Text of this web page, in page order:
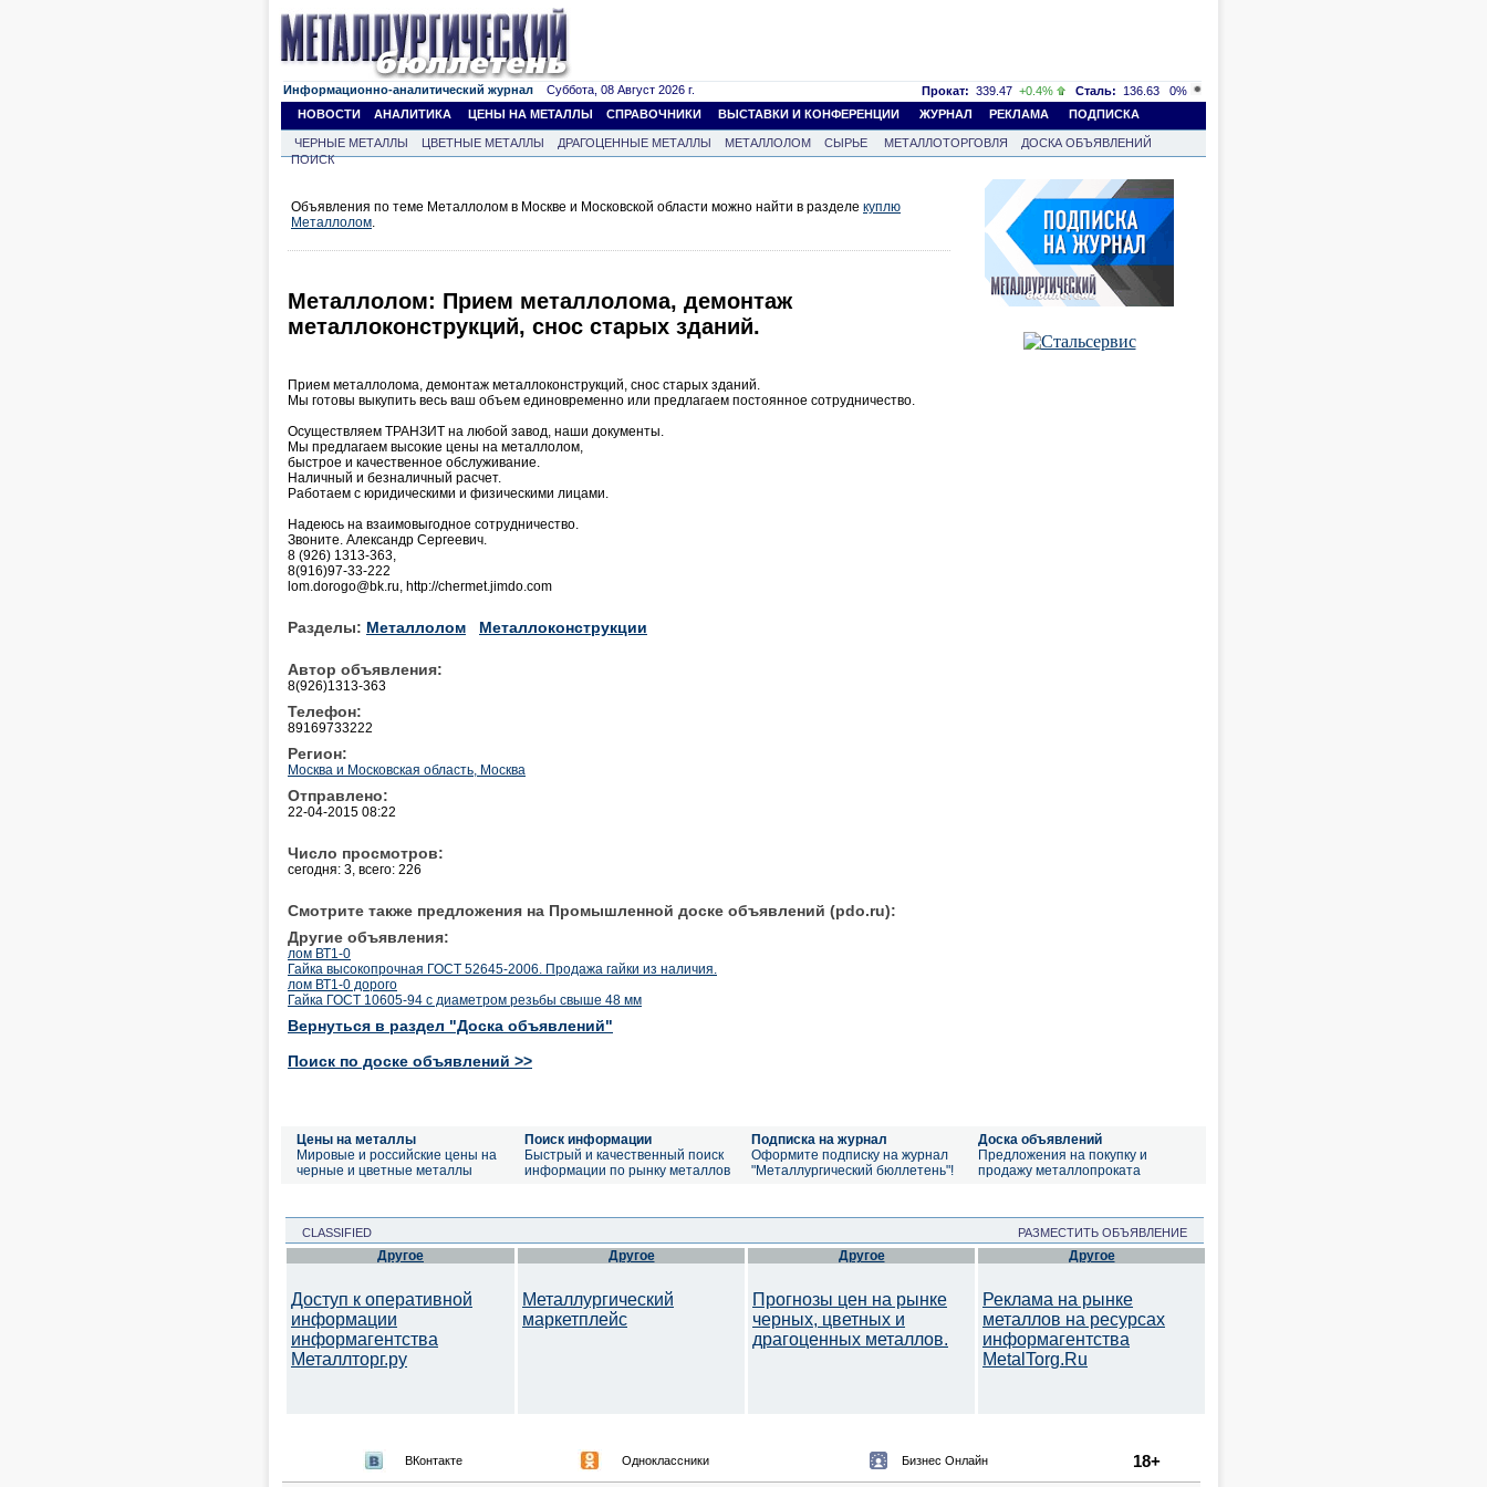
Информационно-аналитический журнал Суббота, 08 Август 2026 г. Прокат: 339.47 +0.4% Сталь: 136.63
0%
НОВОСТИ
АНАЛИТИКА ЦЕНЫ НА МЕТАЛЛЫ СПРАВОЧНИКИ ВЫСТАВКИ И КОНФЕРЕНЦИИ ЖУРНАЛ РЕКЛАМА ПОДПИСКА
ЧЕРНЫЕ МЕТАЛЛЫ ЦВЕТНЫЕ МЕТАЛЛЫ ДРАГОЦЕННЫЕ МЕТАЛЛЫ МЕТАЛЛОЛОМ СЫРЬЕ МЕТАЛЛОТОРГОВЛЯ
ДОСКА ОБЪЯВЛЕНИЙ
ПОИСК
Объявления по теме Металлолом в Москве и Московской области можно найти в разделе куплю
Металлолом.
Металлолом: Прием металлолома, демонтаж
металлоконструкций, снос старых зданий.
Прием металлолома, демонтаж металлоконструкций, снос старых зданий.
Мы готовы выкупить весь ваш объем единовременно или предлагаем постоянное сотрудничество.
Осуществляем ТРАНЗИТ на любой завод, наши документы.
Мы предлагаем высокие цены на металлолом,
быстрое и качественное обслуживание.
Наличный и безналичный расчет.
Работаем с юридическими и физическими лицами.
Надеюсь на взаимовыгодное сотрудничество.
Звоните. Александр Сергеевич.
8 (926) 1313-363,
8(916)97-33-222
lom.dorogo@bk.ru, http://chermet.jimdo.com
Разделы: Металлолом Металлоконструкции
Автор объявления:
8(926)1313-363
Телефон:
89169733222
Регион:
Москва и Московская область, Москва
Отправлено:
22-04-2015 08:22
Число просмотров:
сегодня: 3, всего: 226
Смотрите также предложения на Промышленной доске объявлений (pdo.ru):
Другие объявления:
лом ВТ1-0
Гайка высокопрочная ГОСТ 52645-2006. Продажа гайки из наличия.
лом ВТ1-0 дорого
Гайка ГОСТ 10605-94 с диаметром резьбы свыше 48 мм
Вернуться в раздел "Доска объявлений"
Поиск по доске объявлений >>
Цены на металлы
Мировые и российские цены на
черные и цветные металлы
Поиск информации
Быстрый и качественный поиск
информации по рынку металлов
Подписка на журнал
Оформите подписку на журнал
"Металлургический бюллетень"!
Доска объявлений
Предложения на покупку и
продажу металлопроката
CLASSIFIED РАЗМЕСТИТЬ ОБЪЯВЛЕНИЕ
Другое
Доступ к оперативной
информации
информагентства
Металлторг.ру
Другое
Металлургический
маркетплейс
Другое
Прогнозы цен на рынке
черных, цветных и
драгоценных металлов.
Другое
Реклама на рынке
металлов на ресурсах
информагентства
MetalTorg.Ru
ВКонтакте Одноклассники Бизнес Онлайн 18+